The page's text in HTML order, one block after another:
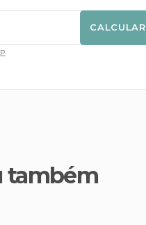
CALCULAR
também